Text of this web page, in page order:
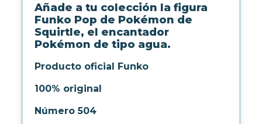
FUNKO POP ANIMACIÓN
FUNKO POP ANIME
FUNKO POP DC COMICS
FUNKO POP DISNEY
Añade a tu colección la figura
Funko Pop de Pokémon de
Squirtle, el encantador
Pokémon de tipo agua.
Producto oficial Funko
100% original
Número 504